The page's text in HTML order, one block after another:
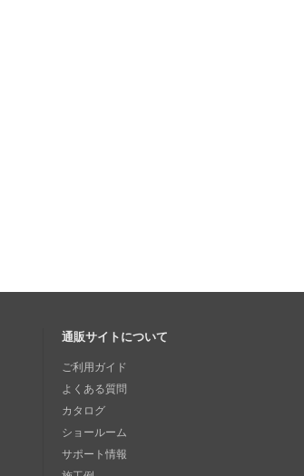
通販サイトについて
ご利用ガイド
よくある質問
カタログ
ショールーム
サポート情報